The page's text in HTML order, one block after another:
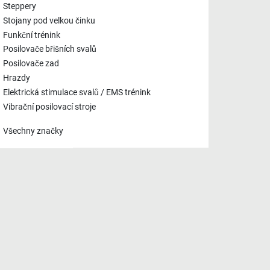
Steppery
Stojany pod velkou činku
Funkční trénink
Posilovače břišních svalů
Posilovače zad
Hrazdy
Elektrická stimulace svalů / EMS trénink
Vibrační posilovací stroje
Všechny značky